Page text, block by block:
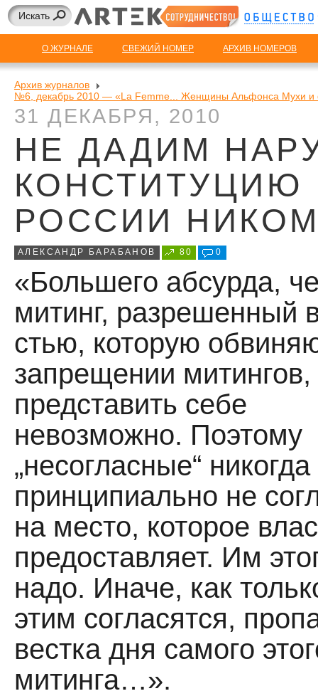
О ЖУРНАЛЕ СВЕЖИЙ НОМЕР АРХИВ НОМЕРОВ
Архив журналов
№6, декабрь 2010 — «La Femme... Женщины Альфонса Мухи и
31 ДЕКАБРЯ, 2010
НЕ ДАДИМ
КОНСТИТУЦИЮ
РОССИИ
АЛЕКСАНДР БАРАБАНОВ 80 0
«Большего абсурда,
митинг, разрешенный
стью, которую
запрещении митингов,
представить себе
невозможно. Поэтому
„несогласные“ никогда
принципиально не
на место, которое
предоставляет. Им
надо. Иначе, как
этим согласятся,
вестка дня самого
митинга…».